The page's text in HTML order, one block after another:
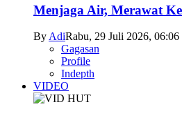
Menjaga Air, Merawat
ByAdiRabu, 29 Juli 2026, 06:06
Gagasan
Profile
Indepth
VIDEO